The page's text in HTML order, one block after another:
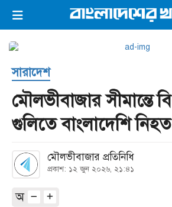
ভিডিও ই-পেপার লগইন ×
প্রচ্ছদ
সর্বশেষ
সব বিভাগ
আর্কাইভ
কনভার্টার
সারাদেশ
মৌলভীবাজার সীমান্তে
গুলিতে বাংলাদেশি নিহত
মৌলভীবাজার প্রতিনিধি
প্রকাশ: ১২ জুন ২০২৬, ২১:৪১
অ